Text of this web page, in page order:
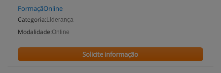
FormaçãOnline
Categoria: Liderança
Modalidade:Online
Solicite informação